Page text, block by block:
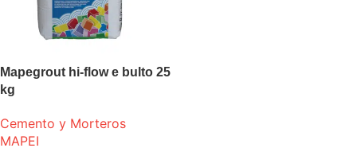
Mapegrout hi-flow e bulto 25
kg
Cemento y Morteros
MAPEI